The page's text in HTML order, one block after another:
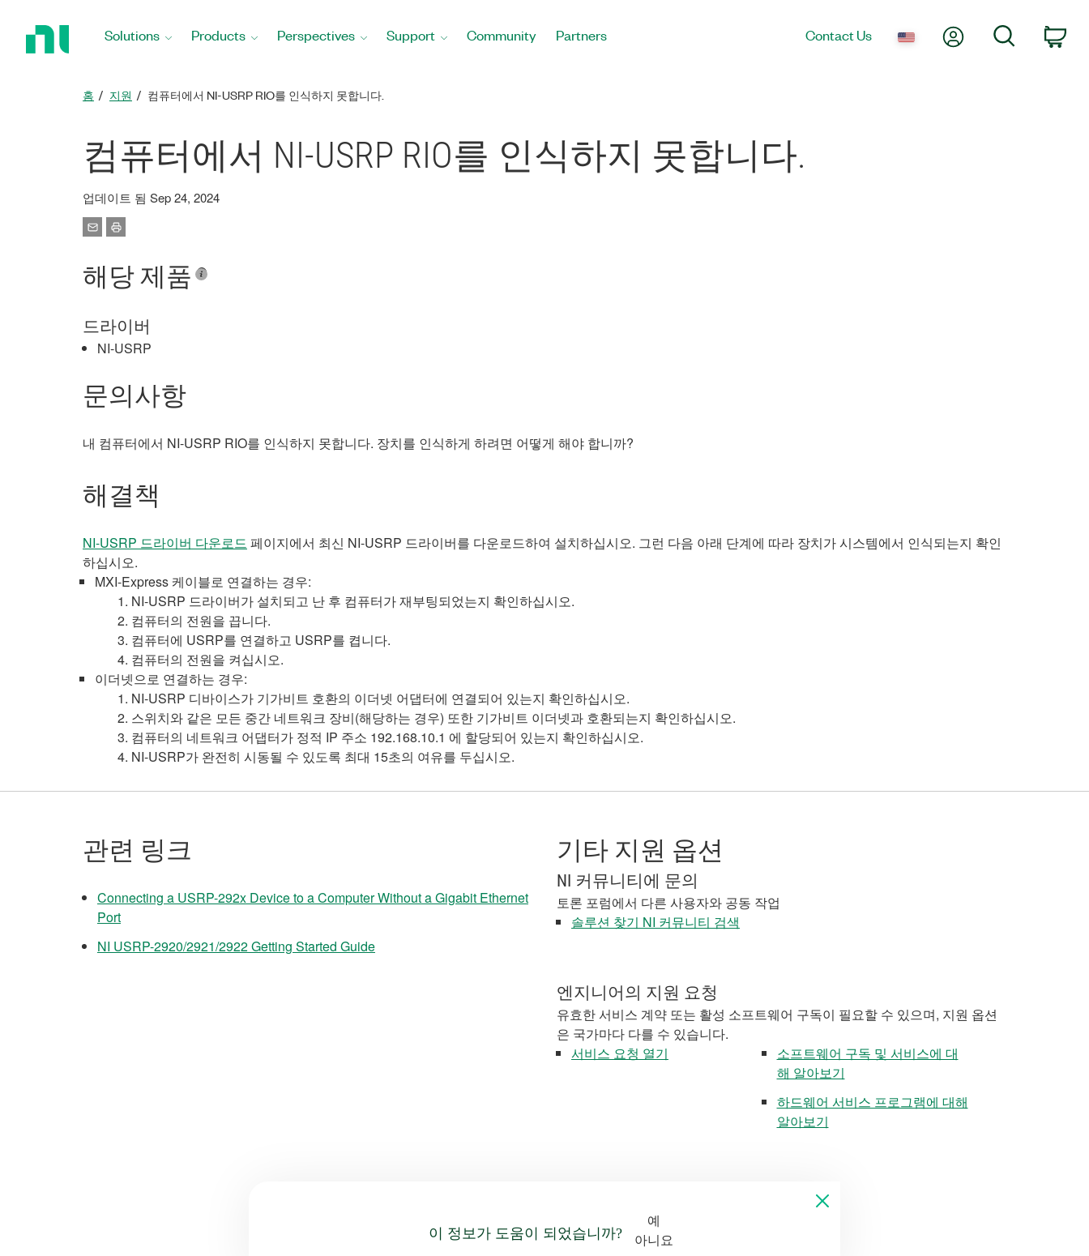
Solutions Products Perspectives Support Community Partners Contact Us My AccountSearch
홈 지원 컴퓨터에서 NI-USRP RIO를 인식하지 못합니다.
컴퓨터에서 NI-USRP RIO를 인식하지 못합니다.
업데이트 됨 Sep 24, 2024
해당 제품
드라이버
NI-USRP
문의사항
내 컴퓨터에서 NI-USRP RIO를 인식하지 못합니다. 장치를 인식하게 하려면 어떻게 해야 합니까?
해결책
NI-USRP 드라이버 다운로드 페이지에서 최신 NI-USRP 드라이버를 다운로드하여 설치하십시오. 그런 다음 아래 단계에 따라 장치가 시스템에서 인식되는지 확인
하십시오.
MXI-Express 케이블로 연결하는 경우:
NI-USRP 드라이버가 설치되고 난 후 컴퓨터가 재부팅되었는지 확인하십시오.
컴퓨터의 전원을 끕니다.
컴퓨터에 USRP를 연결하고 USRP를 켭니다.
컴퓨터의 전원을 켜십시오.
이더넷으로 연결하는 경우:
NI-USRP 디바이스가 기가비트 호환의 이더넷 어댑터에 연결되어 있는지 확인하십시오.
스위치와 같은 모든 중간 네트워크 장비(해당하는 경우) 또한 기가비트 이더넷과 호환되는지 확인하십시오.
컴퓨터의 네트워크 어댑터가 정적 IP 주소 192.168.10.1 에 할당되어 있는지 확인하십시오.
NI-USRP가 완전히 시동될 수 있도록 최대 15초의 여유를 두십시오.
관련 링크
Connecting a USRP-292x Device to a Computer Without a Gigabit Ethernet
Port
NI USRP-2920/2921/2922 Getting Started Guide
기타 지원 옵션
NI 커뮤니티에 문의
토론 포럼에서 다른 사용자와 공동 작업
솔루션 찾기 NI 커뮤니티 검색
엔지니어의 지원 요청
유효한 서비스 계약 또는 활성 소프트웨어 구독이 필요할 수 있으며, 지원 옵션
은 국가마다 다를 수 있습니다.
서비스 요청 열기
소프트웨어 구독 및 서비스에 대
해 알아보기
하드웨어 서비스 프로그램에 대해
알아보기
이 정보가 도움이 되었습니까?
예
아니요